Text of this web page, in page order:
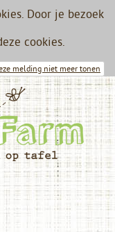
Door je bezoek
cookies.
melding niet meer tonen